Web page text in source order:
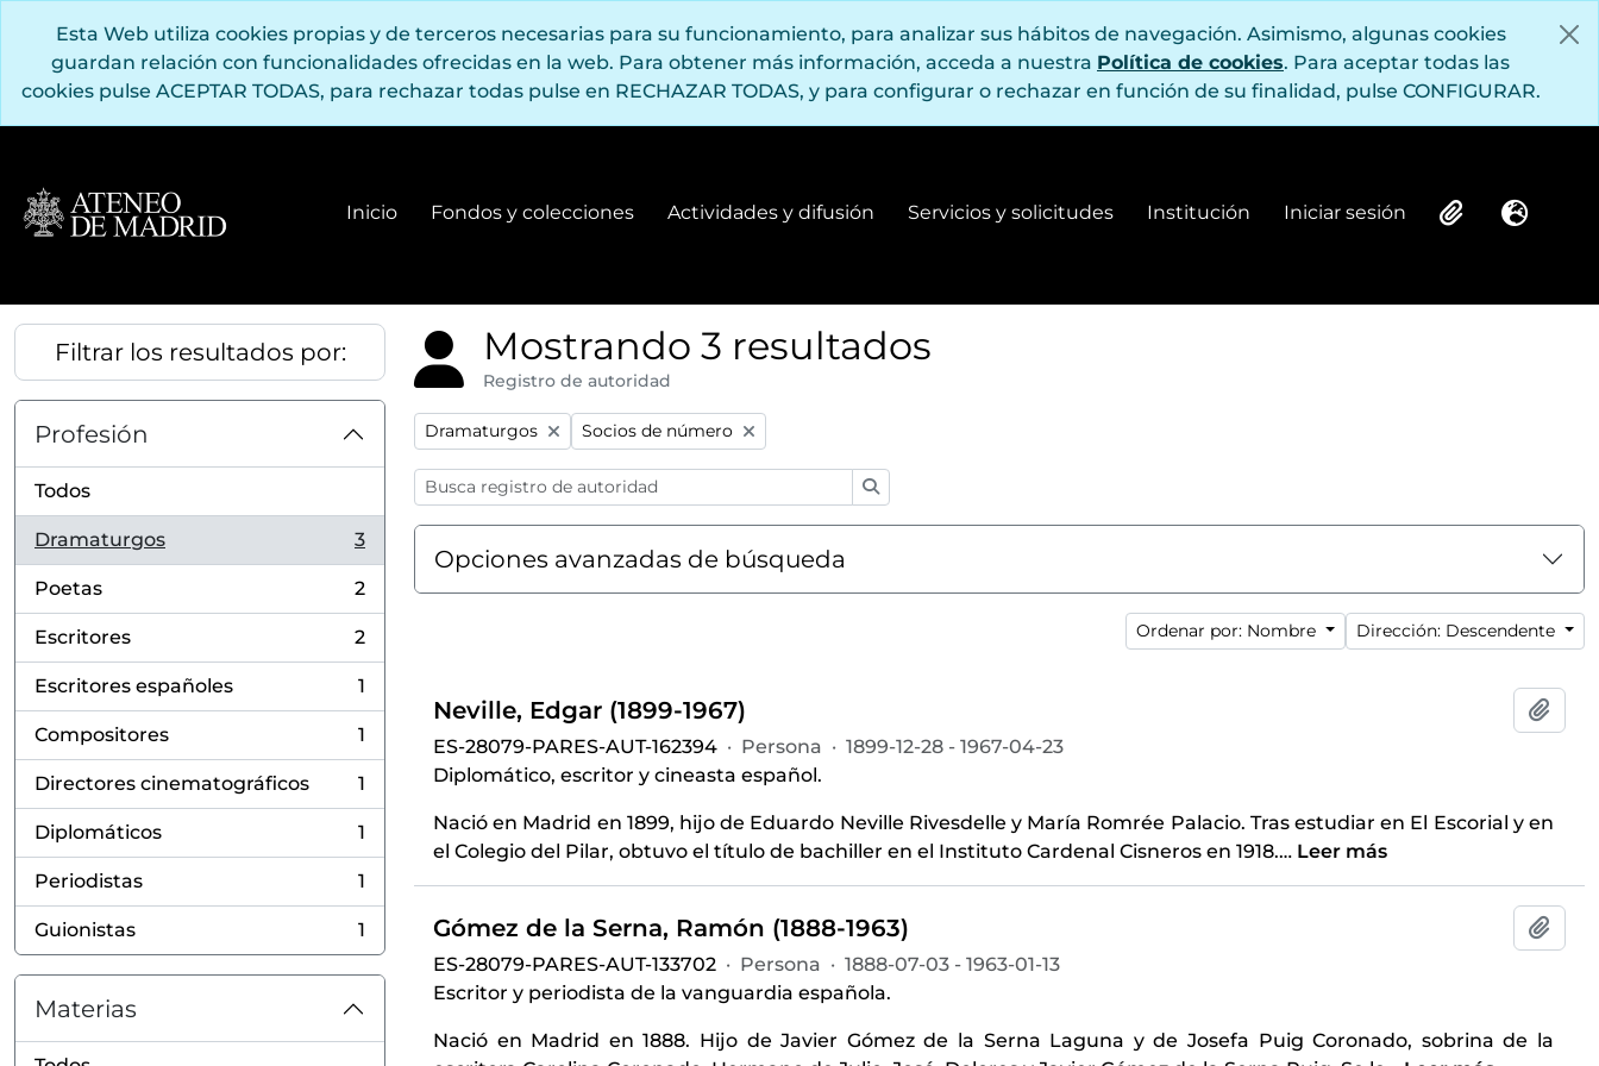
Esta Web utiliza cookies propias y de terceros necesarias para su funcionamiento, para analizar sus hábitos de navegación. Asimismo, algunas cookies
guardan relación con funcionalidades ofrecidas en la web. Para obtener más información, acceda a nuestra Política de cookies. Para aceptar todas las
cookies pulse ACEPTAR TODAS, para rechazar todas pulse en RECHAZAR TODAS, y para configurar o rechazar en función de su finalidad, pulse CONFIGURAR.
Inicio Fondos y colecciones
Fondos y colecciones
Actividades y difusión
Actividades y difusión
Servicios y solicitudes Institución
Institución
Iniciar sesión
Iniciar sesión ClipboardIdioma
Filtrar los resultados por:
Profesión
Todos
Dramaturgos
, 3 resultados
3
Poetas
, 2 resultados
2
Escritores
, 2 resultados
2
Escritores españoles
, 1 resultados
1
Compositores
, 1 resultados
1
Directores cinematográficos
, 1 resultados
1
Diplomáticos
, 1 resultados
1
Periodistas
, 1 resultados
1
Guionistas
, 1 resultados
1
Materias
Mostrando 3 resultados
Registro de autoridad
Remove filter:
Dramaturgos Remove filter:
Socios de número
Opciones avanzadas de búsqueda
Ordenar por: Nombre Dirección: Descendente
Neville, Edgar (1899-1967)
ES-28079-PARES-AUT-162394 · Persona · 1899-12-28 - 1967-04-23
Diplomático, escritor y cineasta español.
Nació en Madrid en 1899, hijo de Eduardo Neville Rivesdelle y María Romrée Palacio. Tras estudiar en El Escorial y en
el Colegio del Pilar, obtuvo el título de bachiller en el Instituto Cardenal Cisneros en 1918.… Leer más
Gómez de la Serna, Ramón (1888-1963)
ES-28079-PARES-AUT-133702 · Persona · 1888-07-03 - 1963-01-13
Escritor y periodista de la vanguardia española.
Nació en Madrid en 1888. Hijo de Javier Gómez de la Serna Laguna y de Josefa Puig Coronado, sobrina de la